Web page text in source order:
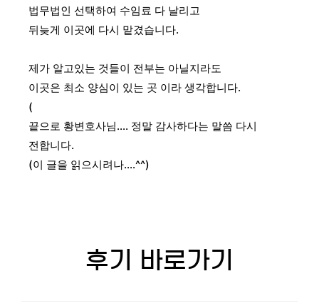
법무법인 선택하여 수임료 다 날리고
뒤늦게 이곳에 다시 맡겼습니다.
제가 알고있는 것들이 전부는 아닐지라도
이곳은 최소 양심이 있는 곳 이라 생각합니다.
(
끝으로 황변호사님.... 정말 감사하다는 말씀 다시
전합니다.
(이 글을 읽으시려나....^^)
후기 바로가기